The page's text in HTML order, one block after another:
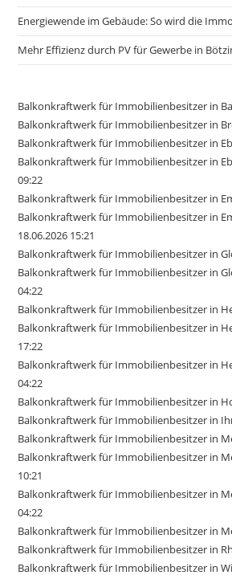
Energiewende im Gebäude: So wird die
Mehr Effizienz durch PV für Gewerbe in
Balkonkraftwerk für Immobilienbesitzer in
Balkonkraftwerk für Immobilienbesitzer in
Balkonkraftwerk für Immobilienbesitzer in
Balkonkraftwerk für Immobilienbesitzer in
09:22
Balkonkraftwerk für Immobilienbesitzer in
Balkonkraftwerk für Immobilienbesitzer in
18.06.2026 15:21
Balkonkraftwerk für Immobilienbesitzer in
Balkonkraftwerk für Immobilienbesitzer in
04:22
Balkonkraftwerk für Immobilienbesitzer in
Balkonkraftwerk für Immobilienbesitzer in
17:22
Balkonkraftwerk für Immobilienbesitzer in
04:22
Balkonkraftwerk für Immobilienbesitzer in
Balkonkraftwerk für Immobilienbesitzer in
Balkonkraftwerk für Immobilienbesitzer in
Balkonkraftwerk für Immobilienbesitzer in
10:21
Balkonkraftwerk für Immobilienbesitzer in
04:22
Balkonkraftwerk für Immobilienbesitzer in
Balkonkraftwerk für Immobilienbesitzer in
Balkonkraftwerk für Immobilienbesitzer in